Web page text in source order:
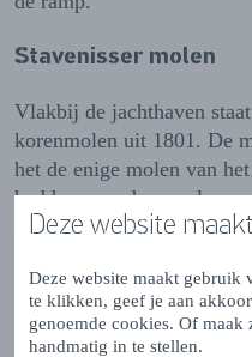
Deze website
Deze website maakt gebruik
te klikken, geef je aan
genoemde cookies. Of
handmatig in te stellen.
Stavenisser molen
Vlakbij de jachthaven
korenmolen uit 1801. De
het de enige molen van
hadden meerdere molens,
kregen. De Stavenisser
Kasteelterrein